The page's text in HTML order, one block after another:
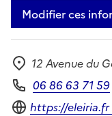
Modifier ces
Adresse
12 Avenue du
Téléphone
06 86 63 71 59
Site internet
https://eleiria.fr